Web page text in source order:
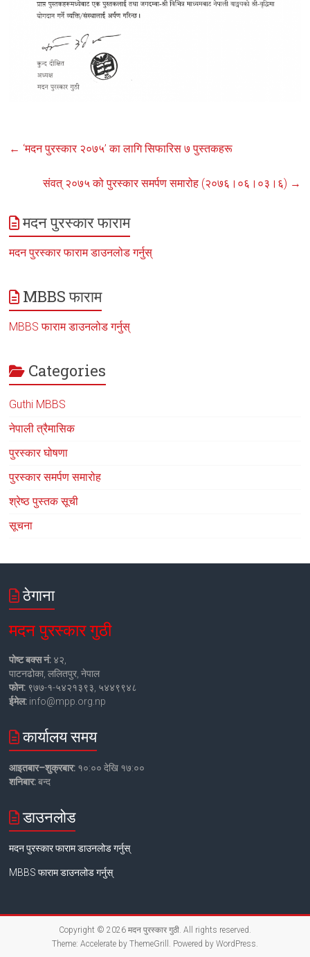
← ‘मदन पुरस्कार २०७५’ का लागि सिफारिस ७ पुस्तकहरू
संवत् २०७५ को पुरस्कार समर्पण समारोह (२०७६।०६।०३।६) →
मदन पुरस्कार फाराम
मदन पुरस्कार फाराम डाउनलोड गर्नुस्
MBBS फाराम
MBBS फाराम डाउनलोड गर्नुस्
Categories
Guthi MBBS
नेपाली त्रैमासिक
पुरस्कार घोषणा
पुरस्कार समर्पण समारोह
श्रेष्ठ पुस्तक सूची
सूचना
ठेगाना
मदन पुरस्कार गुठी
पोष्ट बक्स नं: ४२,
पाटनढोका, ललितपुर, नेपाल
फोन: ९७७-१-५४२१३९३, ५४४९९४८
ईमेल: info@mpp.org.np
कार्यालय समय
आइतबार–शुक्रबार: १०:०० देखि १७:००
शनिबार:बन्द
डाउनलोड
मदन पुरस्कार फाराम डाउनलोड गर्नुस्
MBBS फाराम डाउनलोड गर्नुस्
Copyright © 2026 मदन पुरस्कार गुठी. All rights reserved.
Theme: Accelerateby ThemeGrill. Powered by WordPress